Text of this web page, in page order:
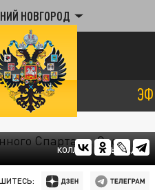
НОВГОРОД
КОЛЛАЖ ЦАРЬГРАДА